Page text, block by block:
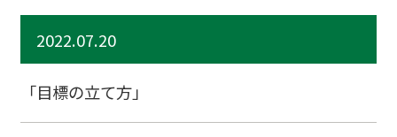
2022.07.20
「目標の立て方」